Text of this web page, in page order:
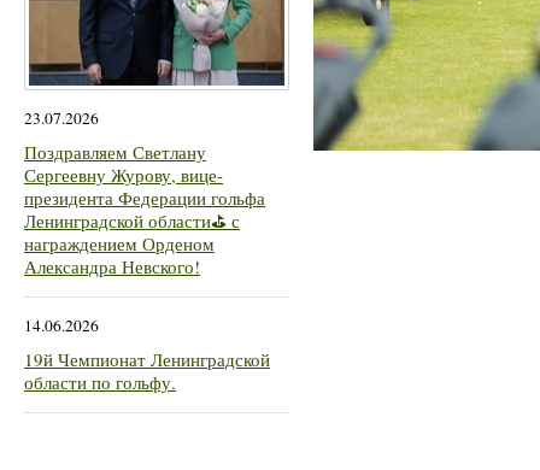
23.07.2026
Поздравляем Светлану
Сергеевну Журову, вице-
президента Федерации гольфа
Ленинградской области⛳ с
награждением Орденом
Александра Невского!
14.06.2026
19й Чемпионат Ленинградской
области по гольфу.